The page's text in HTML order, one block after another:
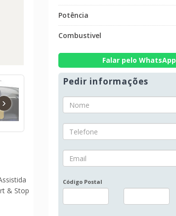
›
& Stop
Potência
Combustivel
Falar pelo WhatsApp
Pedir informações
Código Postal